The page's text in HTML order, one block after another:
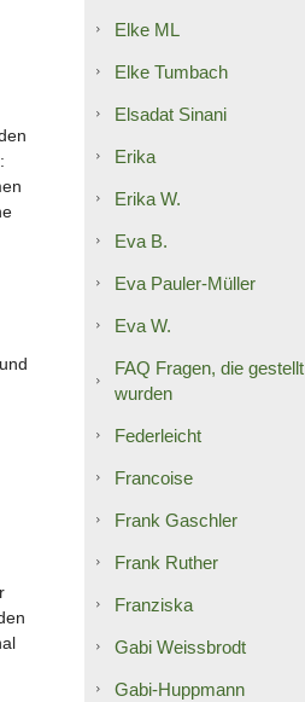
Elke ML
Elke Tumbach
Elsadat Sinani
Erika
Erika W.
Eva B.
Eva Pauler-Müller
Eva W.
FAQ Fragen, die gestellt
wurden
Federleicht
Francoise
Frank Gaschler
Frank Ruther
Franziska
Gabi Weissbrodt
Gabi-Huppmann